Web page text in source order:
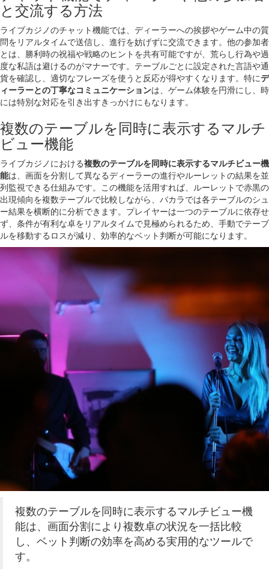
と交流する方法
ライブカジノのチャット機能では、ディーラーへの挨拶やゲーム中の質
問をリアルタイムで送信し、進行を妨げずに交流できます。他の参加者
とは、勝利時の祝福や戦略のヒントを共有可能ですが、荒らし行為や過
度な私語は避けるのがマナーです。テーブルごとに設定された言語や通
貨を確認し、適切なフレーズを使うと反応が得やすくなります。特にデ
ィーラーとの丁寧なコミュニケーションは、ゲーム体験を円滑にし、時
には特別な対応を引き出すきっかけにもなります。
複数のテーブルを同時に表示するマルチ
ビュー機能
ライブカジノにおける複数のテーブルを同時に表示するマルチビュー機
能は、画面を分割して異なるディーラーの進行やルーレットの結果を並
列監視できる仕組みです。この機能を活用すれば、ルーレットで赤黒の
出現傾向を複数テーブルで比較しながら、バカラでは各テーブルのシュ
ー結果を横断的に分析できます。プレイヤーは一つのテーブルに依存せ
ず、条件が有利な卓をリアルタイムで見極められるため、手動でテーブ
ルを移動するロスが減り、効率的なベット判断が可能になります。
複数のテーブルを同時に表示するマルチビュー機
能は、画面分割により複数卓の状況を一括比較
し、ベット判断の効率を高める実用的なツールで
す。